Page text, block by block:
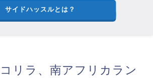
サイドハッスルとは？
コリラ、南アフリカラン